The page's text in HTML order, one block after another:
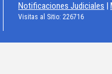
Notificaciones Judiciales |
Visitas al Sitio: 226716